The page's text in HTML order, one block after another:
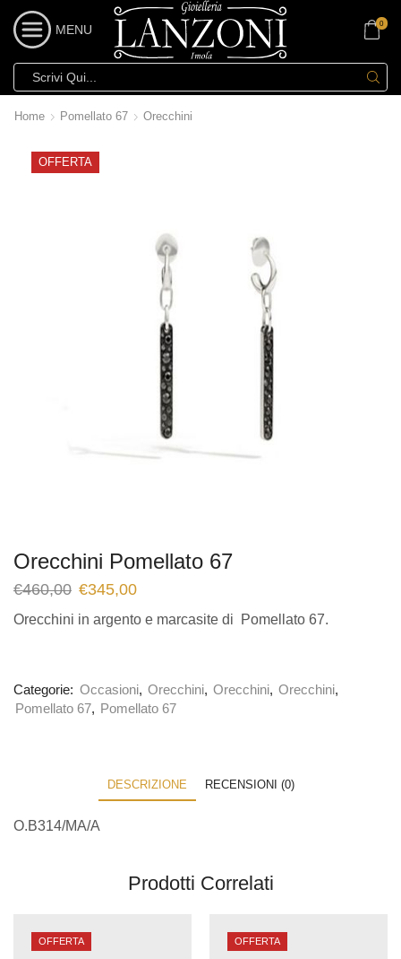
MENU 0
Home Pomellato 67 Orecchini
OFFERTA
Orecchini Pomellato 67
€460,00 €345,00
Orecchini in argento e marcasite di Pomellato 67.
Categorie: Occasioni, Orecchini, Orecchini, Orecchini,
Pomellato 67, Pomellato 67
DESCRIZIONE RECENSIONI (0)
O.B314/MA/A
Prodotti Correlati
OFFERTA OFFERTA